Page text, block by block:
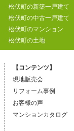
松伏町の新築一戸建て
松伏町の中古一戸建て
松伏町のマンション
松伏町の土地
【コンテンツ】
現地販売会
リフォーム事例
お客様の声
マンションカタログ